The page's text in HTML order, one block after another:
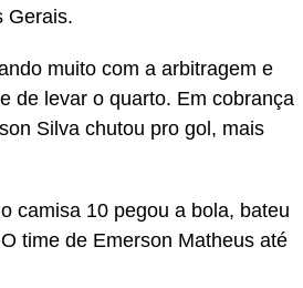
Gerais.
muito com a arbitragem e
de levar o quarto. Em cobrança
Silva chutou pro gol, mais
camisa 10 pegou a bola, bateu
time de Emerson Matheus até